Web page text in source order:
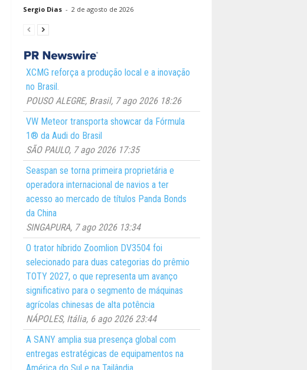
Sergio Dias - 2 de agosto de 2026
XCMG reforça a produção local e a inovação
no Brasil.
POUSO ALEGRE, Brasil, 7 ago 2026 18:26
VW Meteor transporta showcar da Fórmula
1® da Audi do Brasil
SÃO PAULO, 7 ago 2026 17:35
Seaspan se torna primeira proprietária e
operadora internacional de navios a ter
acesso ao mercado de títulos Panda Bonds
da China
SINGAPURA, 7 ago 2026 13:34
O trator híbrido Zoomlion DV3504 foi
selecionado para duas categorias do prêmio
TOTY 2027, o que representa um avanço
significativo para o segmento de máquinas
agrícolas chinesas de alta potência
NÁPOLES, Itália, 6 ago 2026 23:44
A SANY amplia sua presença global com
entregas estratégicas de equipamentos na
América do Sul e na Tailândia